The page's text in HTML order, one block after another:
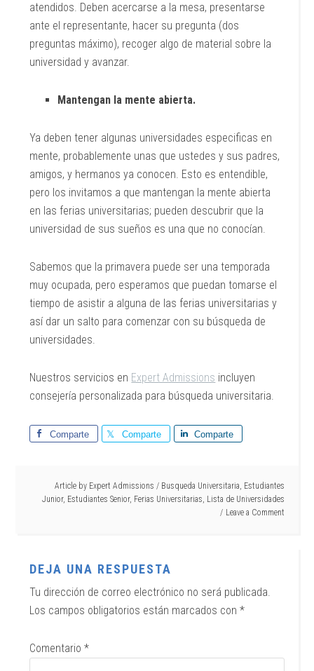
atendidos. Deben acercarse a la mesa, presentarse
ante el representante, hacer su pregunta (dos
preguntas máximo), recoger algo de material sobre la
universidad y avanzar.
Mantengan la mente abierta.
Ya deben tener algunas universidades especificas en
mente, probablemente unas que ustedes y sus padres,
amigos, y hermanos ya conocen. Esto es entendible,
pero los invitamos a que mantengan la mente abierta
en las ferias universitarias; pueden descubrir que la
universidad de sus sueños es una que no conocían.
Sabemos que la primavera puede ser una temporada
muy ocupada, pero esperamos que puedan tomarse el
tiempo de asistir a alguna de las ferias universitarias y
así dar un salto para comenzar con su búsqueda de
universidades.
Nuestros servicios en Expert Admissions incluyen
consejería personalizada para búsqueda universitaria.
Comparte Comparte Comparte
Article by Expert Admissions / Busqueda Universitaria, Estudiantes
Junior, Estudiantes Senior, Ferias Universitarias, Lista de Universidades
Leave a Comment
DEJA UNA RESPUESTA
Tu dirección de correo electrónico no será publicada.
Los campos obligatorios están marcados con*
Comentario*